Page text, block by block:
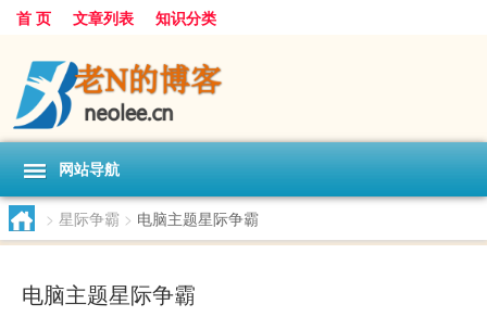
首 页 文章列表 知识分类
网站导航
> 星际争霸 > 电脑主题星际争霸
电脑主题星际争霸